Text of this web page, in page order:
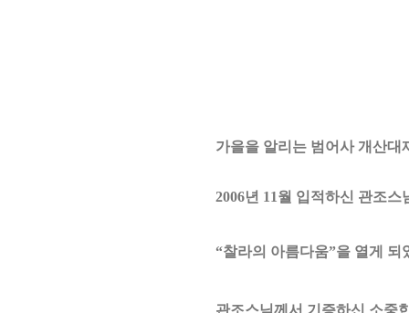
가을을 알리는 범어사 개산
2006년 11월 입적하신 관조스
“찰라의 아름다움”을 열게 되
관조스님께서 기증하신 소중